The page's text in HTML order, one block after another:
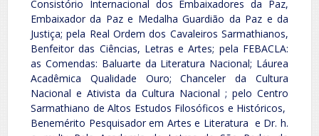
Consistório Internacional dos Embaixadores da Paz,
Embaixador da Paz e Medalha Guardião da Paz e da
Justiça; pela Real Ordem dos Cavaleiros Sarmathianos,
Benfeitor das Ciências, Letras e Artes; pela FEBACLA:
as Comendas: Baluarte da Literatura Nacional; Láurea
Acadêmica Qualidade Ouro; Chanceler da Cultura
Nacional e Ativista da Cultura Nacional ; pelo Centro
Sarmathiano de Altos Estudos Filosóficos e Históricos,
Benemérito Pesquisador em Artes e Literatura e Dr. h.